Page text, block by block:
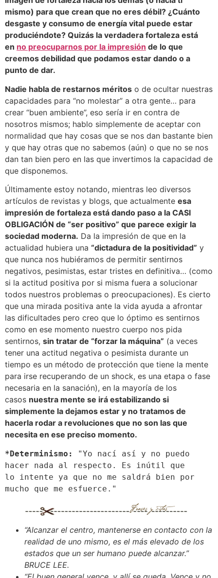
mismo) para que crean que no eres débil? ¿Cuánto
desgaste y consumo de energía vital puede estar
produciéndote? Quizás la verdadera fortaleza está
en no preocuparnos por la impresión de lo que
creemos debilidad que podamos estar dando o a
punto de dar.
Nadie habla de restarnos méritos o de ocultar nuestras
capacidades para “no molestar” a otra gente… para
crear “buen ambiente”, eso sería ir en contra de
nosotros mismos; hablo simplemente de aceptar con
normalidad que hay cosas que se nos dan bastante bien
y que hay otras que no sabemos (aún) o que no se nos
dan tan bien pero en las que invertimos la capacidad de
que disponemos.
Últimamente estoy notando, mientras leo diversos
artículos de revistas y blogs, que actualmente esa
impresión de fortaleza está dando paso a la CASI
OBLIGACIÓN de “ser positivo” que parece exigir la
sociedad moderna. Da la impresión de que en la
actualidad hubiera una “dictadura de la positividad” y
que nunca nos hubiéramos de permitir sentirnos
negativos, pesimistas, estar tristes en definitiva… (como
si la actitud positiva por si misma fuera a solucionar
todos nuestros problemas o preocupaciones). Es cierto
que una mirada positiva ante la vida ayuda a afrontar
las dificultades pero creo que lo óptimo es sentirnos
como en ese momento nuestro cuerpo nos pida
sentirnos, sin tratar de “forzar la máquina” (a veces
tener una actitud negativa o pesimista durante un
tiempo es un método de protección que tiene la mente
para irse recuperando de un shock, es una etapa o fase
necesaria en la sanación), en la mayoría de los
casos nuestra mente se irá estabilizando si
simplemente la dejamos estar y no tratamos de
hacerla rodar a revoluciones que no son las que
necesita en ese preciso momento.
*Determinismo:
"Yo nací así y no puedo
hacer nada al respecto. Es inútil que
lo intente ya que no me saldrá bien por
mucho que me esfuerce."
‎“Alcanzar el centro, mantenerse en contacto con la
realidad de uno mismo, es el más elevado de los
estados que un ser humano puede alcanzar.”
BRUCE LEE.